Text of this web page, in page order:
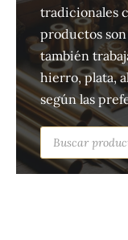
tradicionales
productos
también
hierro, plata,
según las
Búsqueda
de
productos